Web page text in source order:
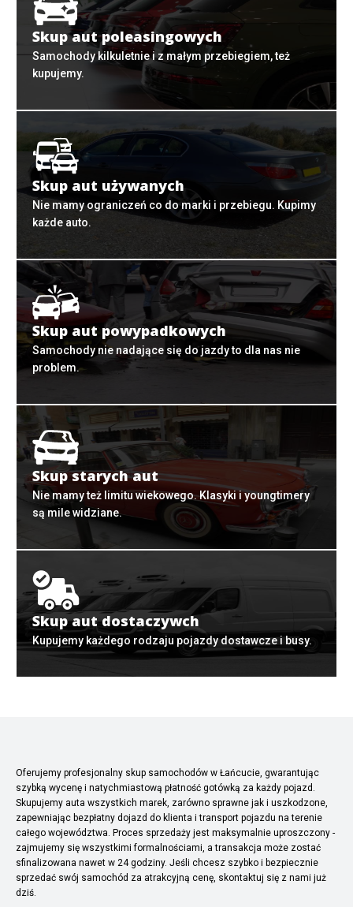
Skup aut poleasingowych
Samochody kilkuletnie i z małym przebiegiem, też
kupujemy.
Skup aut używanych
Nie mamy ograniczeń co do marki i przebiegu. Kupimy
każde auto.
Skup aut powypadkowych
Samochody nie nadające się do jazdy to dla nas nie
problem.
Skup starych aut
Nie mamy też limitu wiekowego. Klasyki i youngtimery
są mile widziane.
Skup aut dostaczywch
Kupujemy każdego rodzaju pojazdy dostawcze i busy.
Oferujemy profesjonalny skup samochodów w Łańcucie, gwarantując
szybką wycenę i natychmiastową płatność gotówką za każdy pojazd.
Skupujemy auta wszystkich marek, zarówno sprawne jak i uszkodzone,
zapewniając bezpłatny dojazd do klienta i transport pojazdu na terenie
całego województwa. Proces sprzedaży jest maksymalnie uproszczony -
zajmujemy się wszystkimi formalnościami, a transakcja może zostać
sfinalizowana nawet w 24 godziny. Jeśli chcesz szybko i bezpiecznie
sprzedać swój samochód za atrakcyjną cenę, skontaktuj się z nami już
dziś.